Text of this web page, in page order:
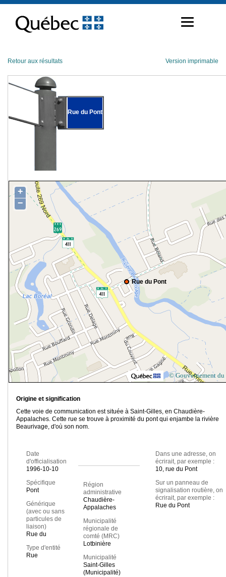
contenu
Retour aux résultats Version imprimable
Rue du Pont
Rue du Pont
+
−
© Gouvernement du
Origine et signification
Cette voie de communication est située à Saint-Gilles, en Chaudière-
Appalaches. Cette rue se trouve à proximité du pont qui enjambe la rivière
Beaurivage, d'où son nom.
Date
d'officialisation
1996-10-10
Spécifique
Pont
Générique
(avec ou sans
particules de
liaison)
Rue du
Type d'entité
Rue
Région
administrative
Chaudière-
Appalaches
Municipalité
régionale de
comté (MRC)
Lotbinière
Municipalité
Saint-Gilles
(Municipalité)
Dans une adresse, on
écrirait, par exemple :
10, rue du Pont
Sur un panneau de
signalisation routière, on
écrirait, par exemple :
Rue du Pont